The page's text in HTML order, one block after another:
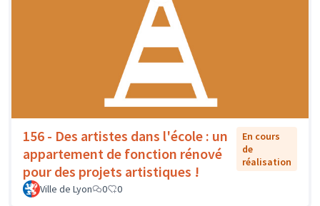
156 - Des artistes dans l'école : un
appartement de fonction rénové
pour des projets artistiques !
En cours
de
réalisation
Ville de Lyon 0 0